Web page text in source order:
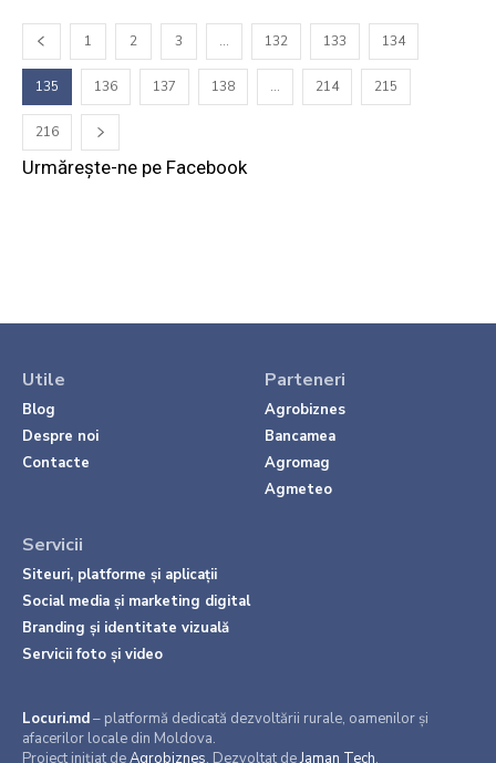
1 2 3 … 132 133 134
135 136 137 138 … 214 215
216
Urmărește-ne pe Facebook
Utile
Blog
Despre noi
Contacte
Parteneri
Agrobiznes
Bancamea
Agromag
Agmeteo
Servicii
Siteuri, platforme și aplicații
Social media și marketing digital
Branding și identitate vizuală
Servicii foto și video
Locuri.md– platformă dedicată dezvoltării rurale, oamenilor și
afacerilor locale din Moldova.
Proiect inițiat deAgrobiznes. Dezvoltat deJaman Tech.